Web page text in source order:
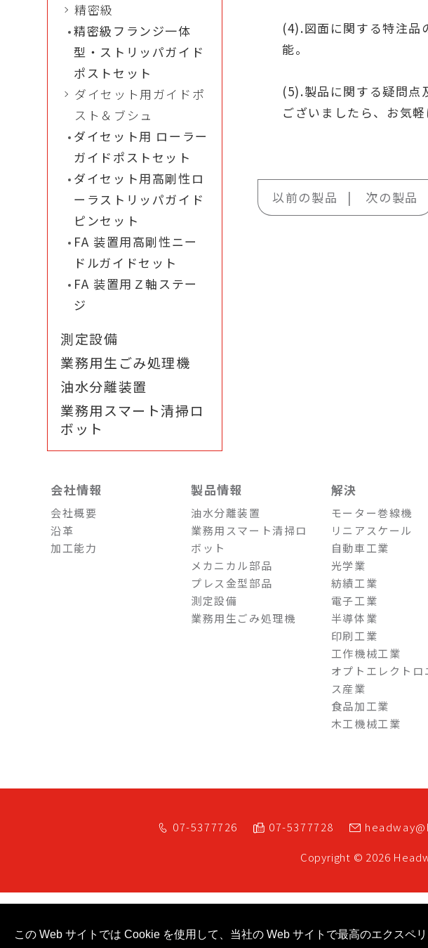
精密級
精密級フランジ一体
型・ストリッパガイド
ポストセット
ダイセット用ガイドポ
スト＆ブシュ
ダイセット用 ローラー
ガイドポストセット
ダイセット用高剛性ロ
ーラストリッパガイド
ピンセット
FA 装置用高剛性ニー
ドルガイドセット
FA 装置用Ｚ軸ステー
ジ
測定設備
業務用生ごみ処理機
油水分離装置
業務用スマート清掃ロ
ボット
(4).図面に関する特注品
能。
(5).製品に関する疑問点
ございましたら、お気軽
以前の製品 次の製品
会社情報
会社概要
沿革
加工能力
製品情報
油水分離装置
業務用スマート清掃ロ
ボット
メカニカル部品
プレス金型部品
測定設備
業務用生ごみ処理機
解決
モーター巻線機
リニアスケール
自動車工業
光学業
紡績工業
電子工業
半導体業
印刷工業
工作機械工業
オプトエレクトロ
ス産業
食品加工業
木工機械工業
07-5377726 07-5377728
Copyright © 2026
この Web サイトでは Cookie を使用して、当社の Web サイトで最高のエクスペ